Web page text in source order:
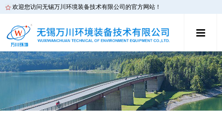
欢迎您访问无锡万川环境装备技术有限公司的官方网站！